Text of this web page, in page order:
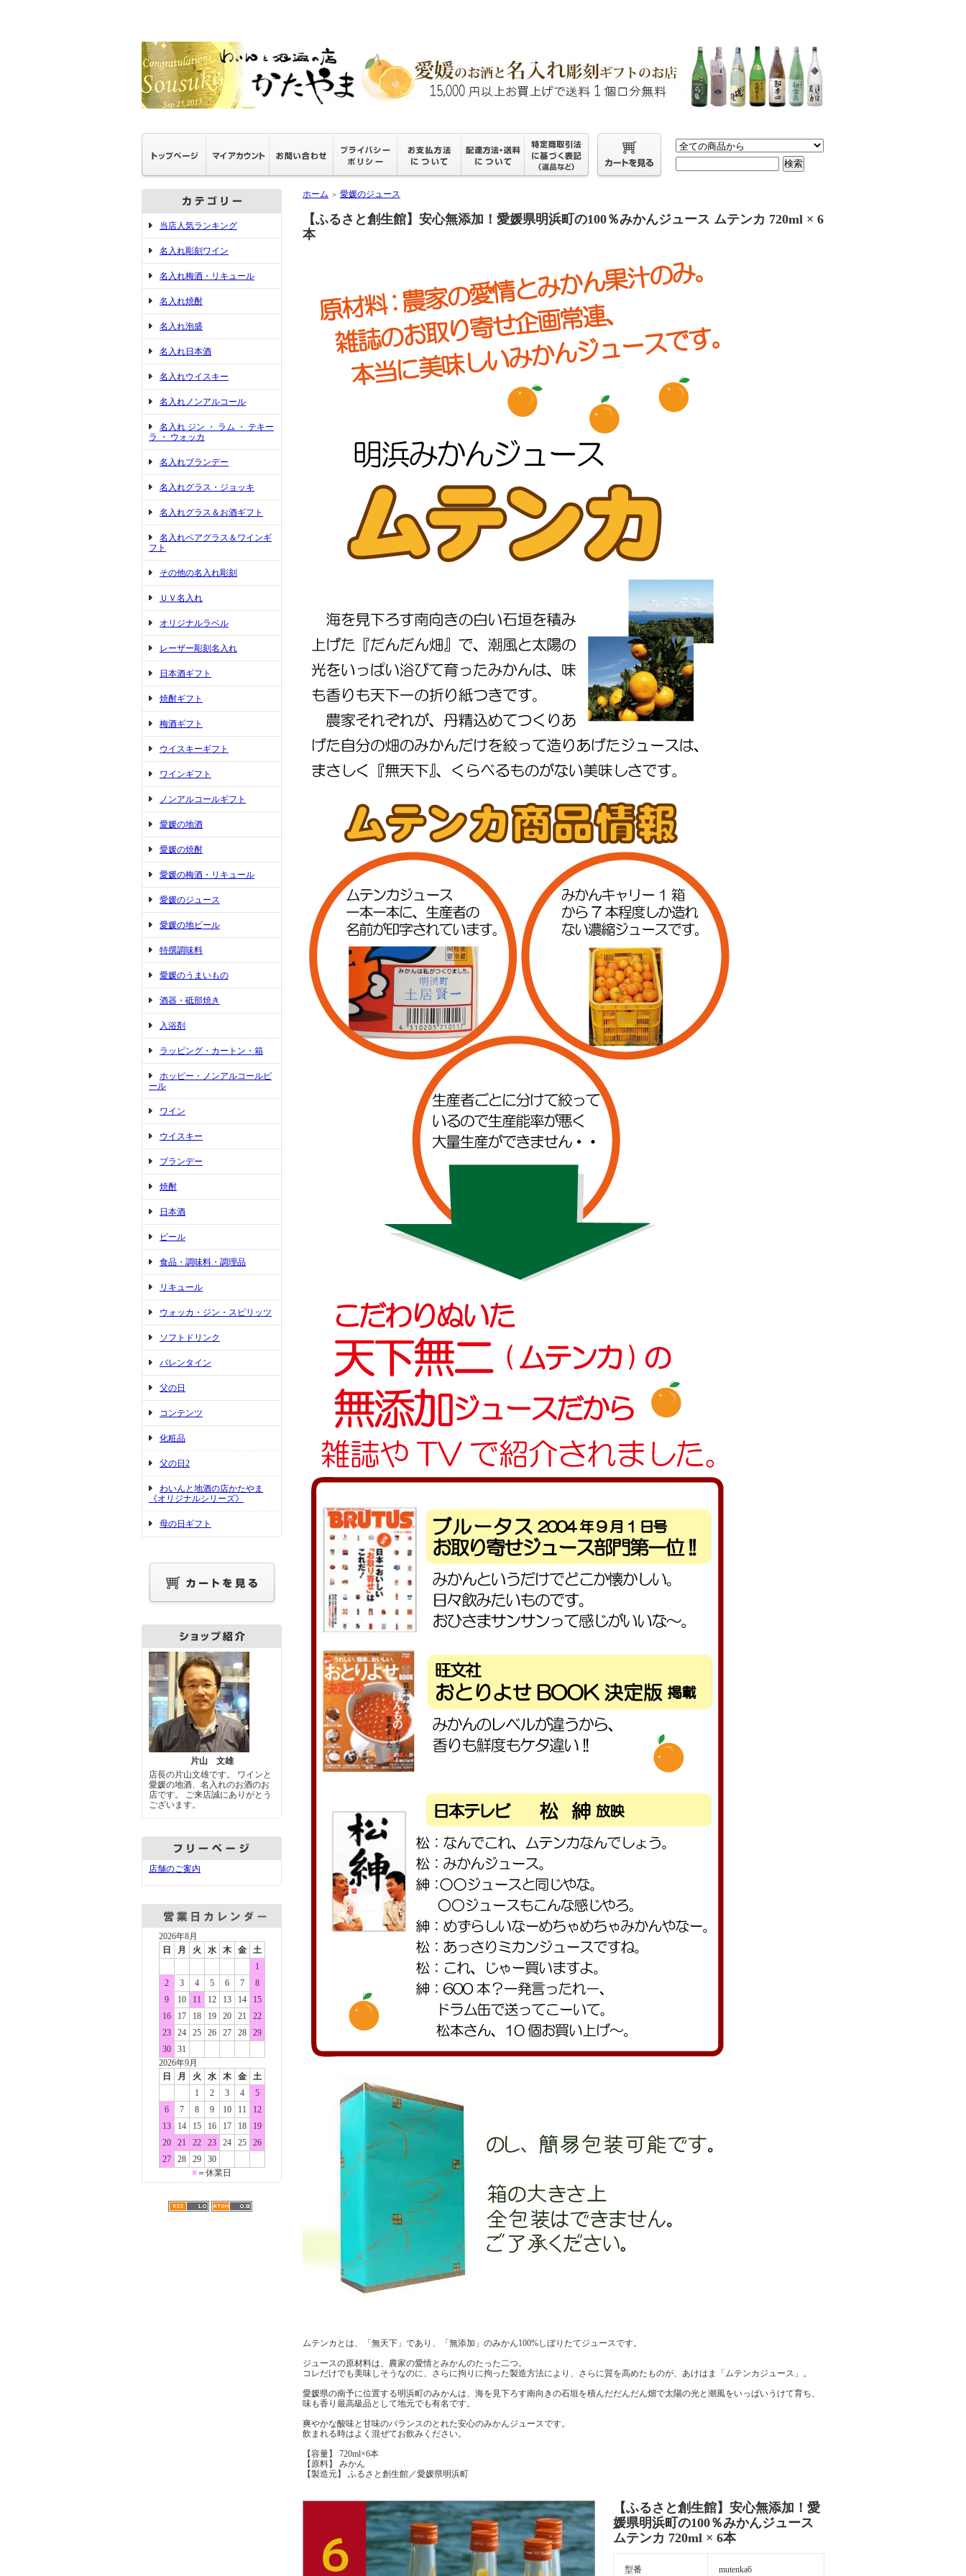
当店人気ランキング
名入れ彫刻ワイン
名入れ梅酒・リキュール
名入れ焼酎
名入れ泡盛
名入れ日本酒
名入れウイスキー
名入れノンアルコール
名入れ ジン ・ ラム ・ テキー
ラ ・ ウォッカ
名入れブランデー
名入れグラス・ジョッキ
名入れグラス＆お酒ギフト
名入れペアグラス＆ワインギ
フト
その他の名入れ彫刻
ＵＶ名入れ
オリジナルラベル
レーザー彫刻名入れ
日本酒ギフト
焼酎ギフト
梅酒ギフト
ウイスキーギフト
ワインギフト
ノンアルコールギフト
愛媛の地酒
愛媛の焼酎
愛媛の梅酒・リキュール
愛媛のジュース
愛媛の地ビール
特撰調味料
愛媛のうまいもの
酒器・砥部焼き
入浴剤
ラッピング・カートン・箱
ホッピー・ノンアルコールビ
ール
ワイン
ウイスキー
ブランデー
焼酎
日本酒
ビール
食品・調味料・調理品
リキュール
ウォッカ・ジン・スピリッツ
ソフトドリンク
バレンタイン
父の日
コンテンツ
化粧品
父の日2
わいんと地酒の店かたやま
《オリジナルシリーズ》
母の日ギフト
片山 文雄
店長の片山文雄です。 ワインと
愛媛の地酒、名入れのお酒のお
店です。 ご来店誠にありがとう
ございます。
店舗のご案内
2026年8月
日
月 火 水 木 金
土
1
2
3 4 5 6 7
8
9
10 11 12 13 14
15
16
17 18 19 20 21
22
23
24 25 26 27 28
29
30
31
2026年9月
日
月 火 水 木 金
土
1
2 3 4
5
6
7 8 9 10 11
12
13
14 15 16 17 18
19
20
21 22 23 24 25
26
27
28 29
30
■ ＝休業日
ホーム ＞ 愛媛のジュース
【ふるさと創生館】安心無添加！愛媛県明浜町の100％みかんジュース ムテンカ 720ml × 6
本
ムテンカとは、「無天下」であり、「無添加」のみかん100%しぼりたてジュースです。
ジュースの原材料は、農家の愛情とみかんのたった二つ。
コレだけでも美味しそうなのに、さらに拘りに拘った製造方法により、さらに質を高めたものが、あけはま「ムテンカジュース」。
愛媛県の南予に位置する明浜町のみかんは、海を見下ろす南向きの石垣を積んだだんだん畑で太陽の光と潮風をいっぱいうけて育ち、
味も香り最高級品として地元でも有名です。
爽やかな酸味と甘味のバランスのとれた安心のみかんジュースです。
飲まれる時はよく混ぜてお飲みください。
【容量】 720ml×6本
【原料】 みかん
【製造元】 ふるさと創生館／愛媛県明浜町
【ふるさと創生館】安心無添加！愛
媛県明浜町の100％みかんジュース
ムテンカ 720ml × 6本
型番 mutenka6